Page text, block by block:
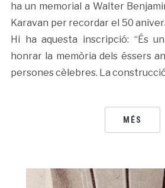
ha un memorial a Walter
Karavan per recordar el 50
Hi ha aquesta inscripció: “És
honrar la memòria dels éssers
persones cèlebres. La
MÉS